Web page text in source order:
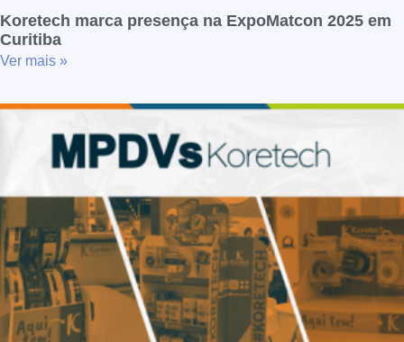
Koretech marca presença na ExpoMatcon 2025 em
Curitiba
Ver mais »